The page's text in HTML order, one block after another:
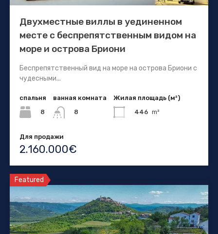
Двухместные виллы в уединенном
месте с беспрепятственным видом на
море и острова Бриони
Беспрепятственный вид на море на острова Бриони с
чудесными...
спальня
8
ванная комната
8
Жилая площадь (м²)
446 m²
Для продажи
2.160.000€
Featured